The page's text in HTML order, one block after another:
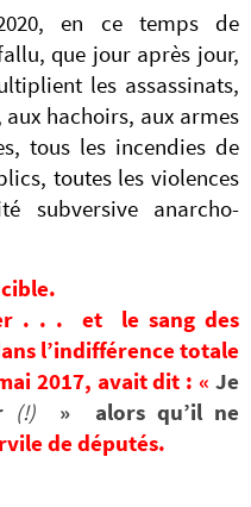
en ce temps de
que jour après jour,
les assassinats,
hachoirs, aux armes
tous les incendies de
toutes les violences
subversive anarcho-
. . . et le sang des
l’indifférence totale
2017, avait dit : « Je
(!)» alors qu’il ne
de députés.